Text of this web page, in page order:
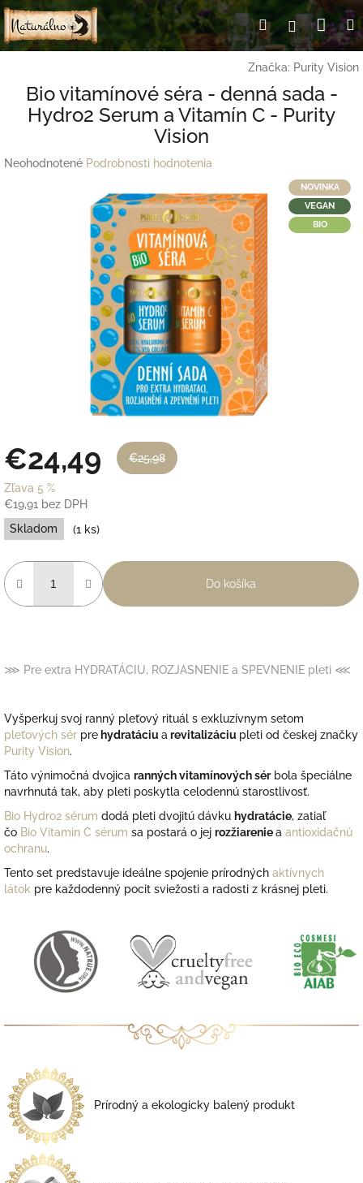
Prejsť
na
obsah
Hľadať
Značka: Purity Vision
Bio vitamínové séra - denná sada -
Hydro2 Serum a Vitamín C - Purity
Vision
Priemerné
Neohodnotené Podrobnosti hodnotenia
NOVINKA
VEGAN
BIO
€24,49 €25,98
Zľava 5 %
€19,91 bez DPH
Jednotková
cena:
Skladom (1 ks)
Do košíka
⋙ Pre extra HYDRATÁCIU, ROZJASNENIE a SPEVNENIE pleti ⋘
Vyšperkuj svoj ranný pleťový rituál s exkluzívnym setom
pleťových sér pre hydratáciu arevitalizáciu pleti od českej značky
Purity Vision.
Táto výnimočná dvojica ranných vitamínových sérbola špeciálne
navrhnutá tak, aby pleti poskytla celodennú starostlivosť.
Bio Hydro2 sérum dodá pleti dvojitú dávku hydratácie, zatiaľ
čo Bio Vitamin C sérum sa postará o jej rozžiareniea antioxidačnú
ochranu.
Tento set predstavuje ideálne spojenie prírodných aktívnych
látok pre každodenný pocit sviežosti a radosti z krásnej pleti.
Prírodný a ekologicky balený produkt